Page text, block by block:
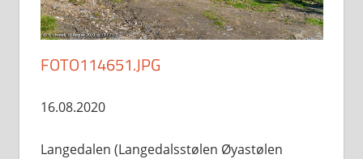
FOTO114651.JPG
16.08.2020
Langedalen (Langedalsstølen Øyastølen